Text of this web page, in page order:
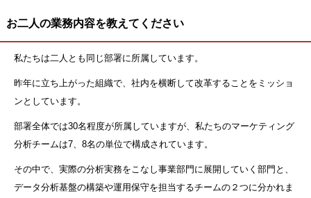
お二人の業務内容を教えてください
私たちは二人とも同じ部署に所属しています。
昨年に立ち上がった組織で、社内を横断して改革することをミッショ
ンとしています。
部署全体では30名程度が所属していますが、私たちのマーケティング
分析チームは7、8名の単位で構成されています。
その中で、実際の分析実務をこなし事業部門に展開していく部門と、
データ分析基盤の構築や運用保守を担当するチームの２つに分かれま